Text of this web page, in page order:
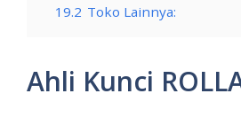
19.2 Toko Lainnya:
Ahli Kunci